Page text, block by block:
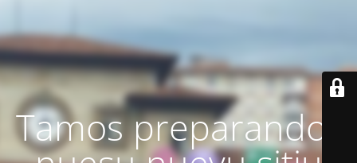
Tamos preparando'l